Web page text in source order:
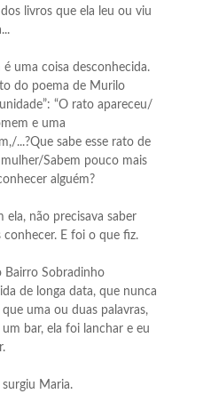
livros que ela leu ou viu
uma coisa desconhecida.
do poema de Murilo
“O rato apareceu/
e uma
...?Que sabe esse rato de
Sabem pouco mais
alguém?
ela, não precisava saber
conhecer. E foi o que fiz.
Bairro Sobradinho
de longa data, que nunca
uma ou duas palavras,
bar, ela foi lanchar e eu
Maria.